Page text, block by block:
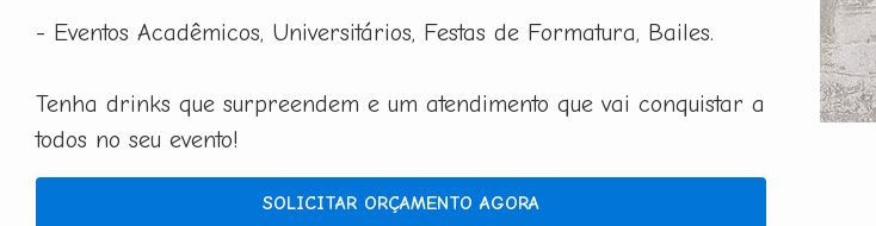
- Eventos Acadêmicos, Universitários, Festas de Formatura, Bailes.
Tenha drinks que surpreendem e um atendimento que vai conquistar a
todos no seu evento!
SOLICITAR ORÇAMENTO AGORA